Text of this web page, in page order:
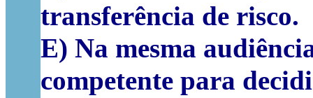
transferência de risco.
E) Na mesma
competente para